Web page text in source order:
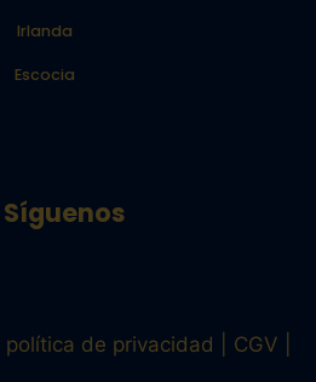
Irlanda
Escocia
de privacidad
CGV